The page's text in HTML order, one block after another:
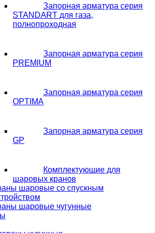
Запорная арматура серия
STANDART для газа,
полнопроходная
Запорная арматура серия
PREMIUM
Запорная арматура серия
OPTIMA
Запорная арматура серия
GP
Комплектующие для
шаровых кранов
шаровые со спускным
шаровые чугунные